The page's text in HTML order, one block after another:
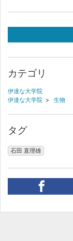
カテゴリ
伊達な大学院
伊達な大学院 > 生物
タグ
石田 直理雄